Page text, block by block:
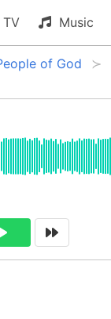
TV Music
of God